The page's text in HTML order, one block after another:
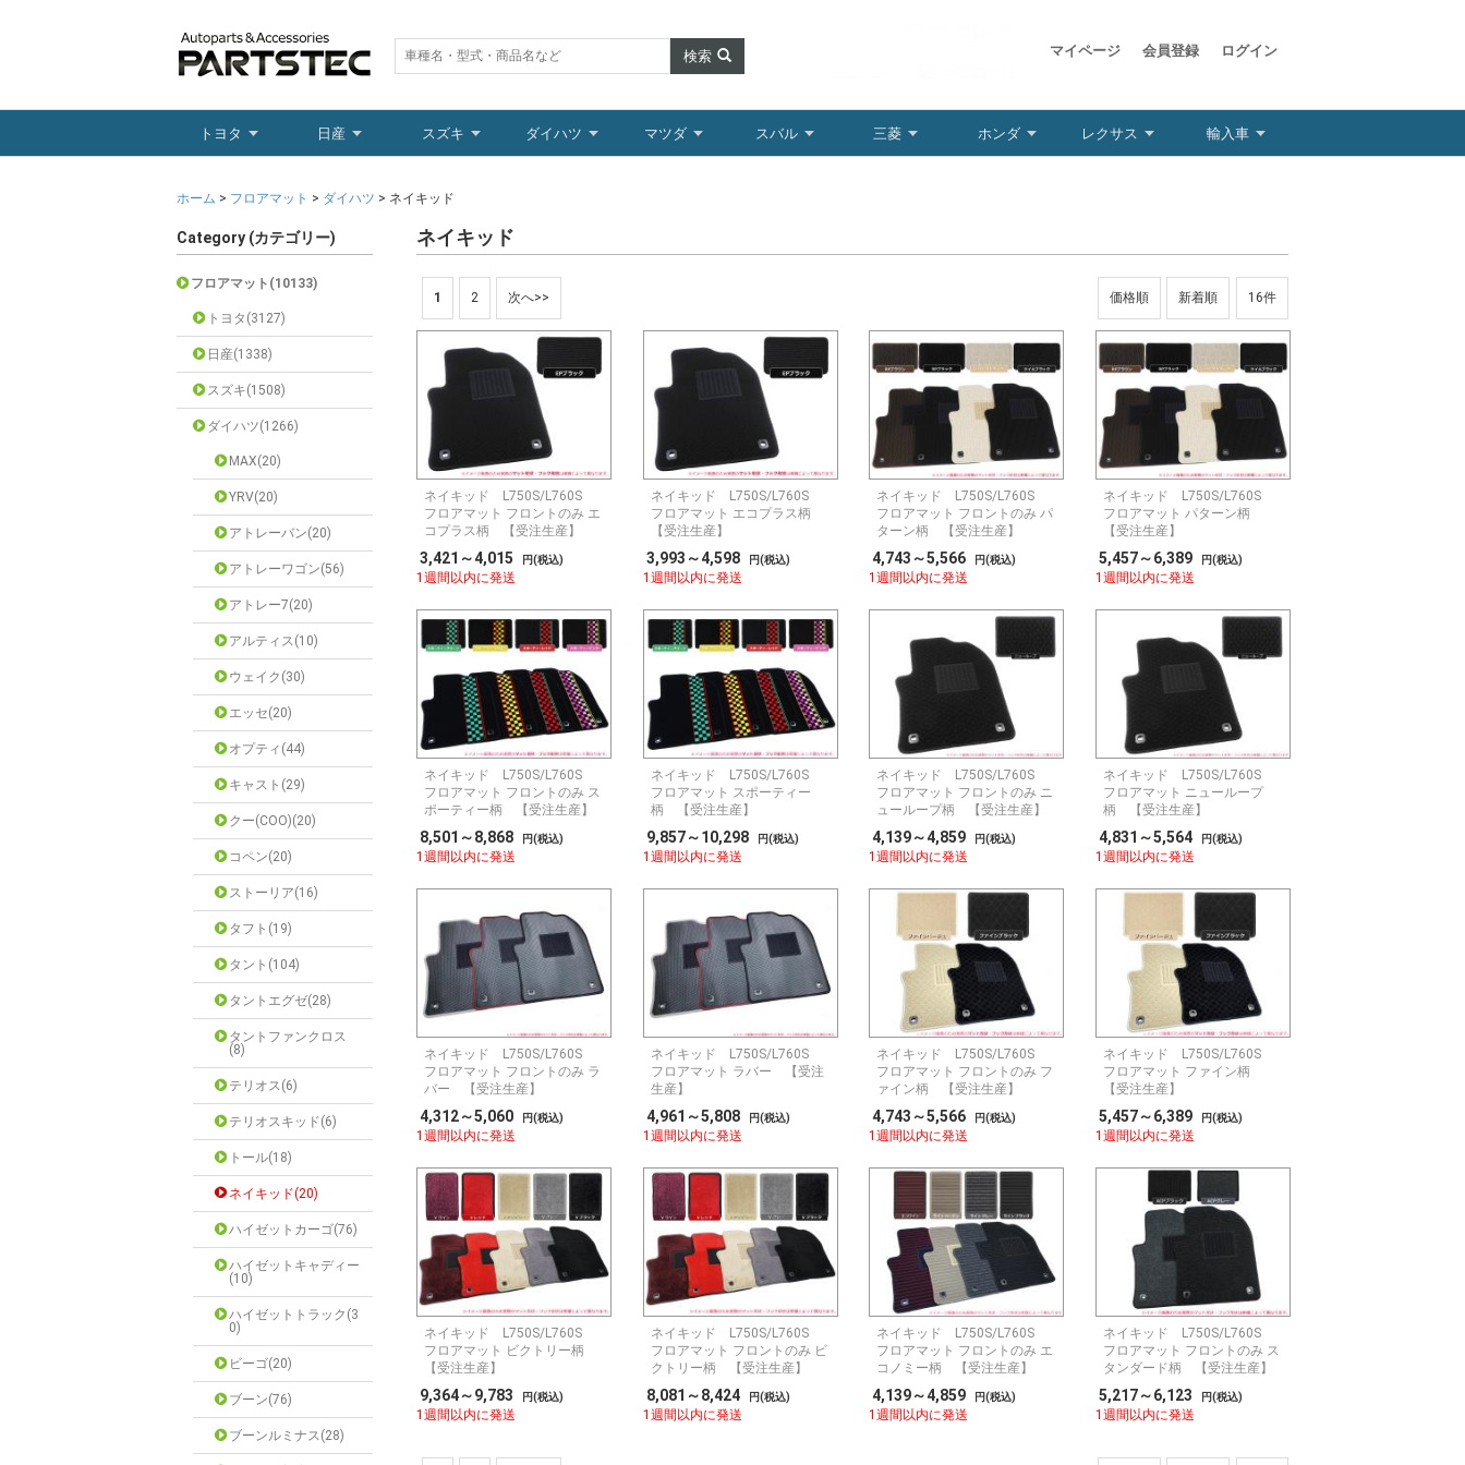
検索 マイページ 会員登録 ログイン
トヨタ 日産 スズキ ダイハツ マツダ スバル 三菱 ホンダ レクサス 輸入車
ホーム > フロアマット > ダイハツ > ネイキッド
Category (カテゴリー)
フロアマット(10133)
トヨタ(3127)
日産(1338)
スズキ(1508)
ダイハツ(1266)
MAX(20)
YRV(20)
アトレーバン(20)
アトレーワゴン(56)
アトレー7(20)
アルティス(10)
ウェイク(30)
エッセ(20)
オプティ(44)
キャスト(29)
クー(COO)(20)
コペン(20)
ストーリア(16)
タフト(19)
タント(104)
タントエグゼ(28)
タントファンクロス
(8)
テリオス(6)
テリオスキッド(6)
トール(18)
ネイキッド(20)
ハイゼットカーゴ(76)
ハイゼットキャディー
(10)
ハイゼットトラック(3
0)
ビーゴ(20)
ブーン(76)
ブーンルミナス(28)
ネイキッド
価格順 新着順
1 2 次へ>>
ネイキッド L750S/L760S
フロアマット フロントのみ エ
コプラス柄 【受注生産】
3,421～4,015 円(税込)
1週間以内に発送
ネイキッド L750S/L760S
フロアマット エコプラス柄
【受注生産】
3,993～4,598 円(税込)
1週間以内に発送
ネイキッド L750S/L760S
フロアマット フロントのみ パ
ターン柄 【受注生産】
4,743～5,566 円(税込)
1週間以内に発送
ネイキッド L750S/L760S
フロアマット パターン柄
【受注生産】
5,457～6,389 円(税込)
1週間以内に発送
ネイキッド L750S/L760S
フロアマット フロントのみ ス
ポーティー柄 【受注生産】
8,501～8,868 円(税込)
1週間以内に発送
ネイキッド L750S/L760S
フロアマット スポーティー
柄 【受注生産】
9,857～10,298 円(税込)
1週間以内に発送
ネイキッド L750S/L760S
フロアマット フロントのみ ニ
ューループ柄 【受注生産】
4,139～4,859 円(税込)
1週間以内に発送
ネイキッド L750S/L760S
フロアマット ニューループ
柄 【受注生産】
4,831～5,564 円(税込)
1週間以内に発送
ネイキッド L750S/L760S
フロアマット フロントのみ ラ
バー 【受注生産】
4,312～5,060 円(税込)
1週間以内に発送
ネイキッド L750S/L760S
フロアマット ラバー 【受注
生産】
4,961～5,808 円(税込)
1週間以内に発送
ネイキッド L750S/L760S
フロアマット フロントのみ フ
ァイン柄 【受注生産】
4,743～5,566 円(税込)
1週間以内に発送
ネイキッド L750S/L760S
フロアマット ファイン柄
【受注生産】
5,457～6,389 円(税込)
1週間以内に発送
ネイキッド L750S/L760S
フロアマット ビクトリー柄
【受注生産】
9,364～9,783 円(税込)
1週間以内に発送
ネイキッド L750S/L760S
フロアマット フロントのみ ビ
クトリー柄 【受注生産】
8,081～8,424 円(税込)
1週間以内に発送
ネイキッド L750S/L760S
フロアマット フロントのみ エ
コノミー柄 【受注生産】
4,139～4,859 円(税込)
1週間以内に発送
ネイキッド L750S/L760S
フロアマット フロントのみ ス
タンダード柄 【受注生産】
5,217～6,123 円(税込)
1週間以内に発送